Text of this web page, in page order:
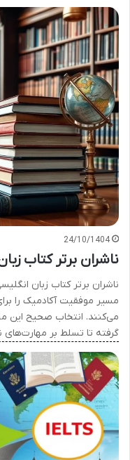
24/10/1404
ناشران برتر کتاب
ناشران برتر کتاب زبان
مسیر موفقیت آکادمیک را
می‌کنند. انتخاب صحیح این
گرفته تا تسلط بر